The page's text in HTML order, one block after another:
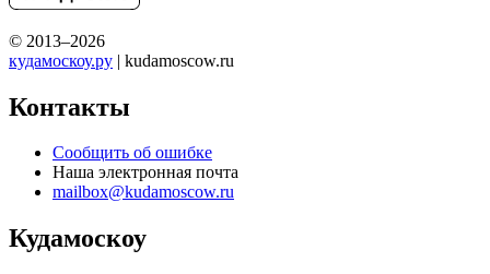
© 2013–2026
кудамоскоу.ру | kudamoscow.ru
Контакты
Сообщить об ошибке
Наша электронная почта
mailbox@kudamoscow.ru
Кудамоскоу